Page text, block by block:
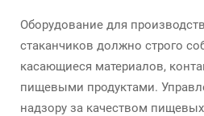
Оборудование для
стаканчиков должно строго
касающиеся материалов,
пищевыми продуктами.
надзору за качеством